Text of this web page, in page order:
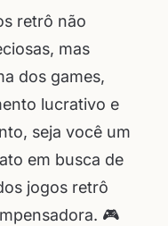
retrô não
mas
dos games,
lucrativo e
seja você um
em busca de
jogos retrô
🎮